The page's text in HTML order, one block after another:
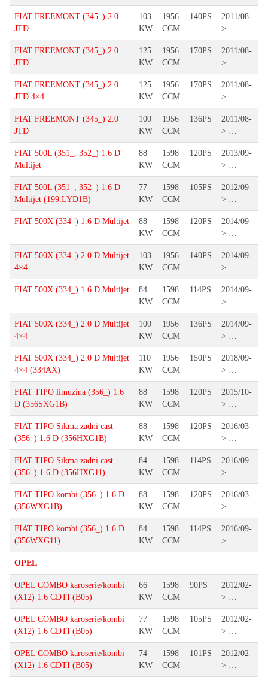
FIAT FREEMONT (345_) 2.0
JTD
103
KW
1956
CCM
140PS
2011/08-
> …
FIAT FREEMONT (345_) 2.0
JTD
125
KW
1956
CCM
170PS
2011/08-
> …
FIAT FREEMONT (345_) 2.0
JTD 4×4
125
KW
1956
CCM
170PS
2011/08-
> …
FIAT FREEMONT (345_) 2.0
JTD
100
KW
1956
CCM
136PS
2011/08-
> …
FIAT 500L (351_, 352_) 1.6 D
Multijet
88
KW
1598
CCM
120PS
2013/09-
> …
FIAT 500L (351_, 352_) 1.6 D
Multijet (199.LYD1B)
77
KW
1598
CCM
105PS
2012/09-
> …
FIAT 500X (334_) 1.6 D Multijet
88
KW
1598
CCM
120PS
2014/09-
> …
FIAT 500X (334_) 2.0 D Multijet
4×4
103
KW
1956
CCM
140PS
2014/09-
> …
FIAT 500X (334_) 1.6 D Multijet
84
KW
1598
CCM
114PS
2014/09-
> …
FIAT 500X (334_) 2.0 D Multijet
4×4
100
KW
1956
CCM
136PS
2014/09-
> …
FIAT 500X (334_) 2.0 D Multijet
4×4 (334AX)
110
KW
1956
CCM
150PS
2018/09-
> …
FIAT TIPO limuzína (356_) 1.6
D (356SXG1B)
88
KW
1598
CCM
120PS
2015/10-
> …
FIAT TIPO Sikma zadni cast
(356_) 1.6 D (356HXG1B)
88
KW
1598
CCM
120PS
2016/03-
> …
FIAT TIPO Sikma zadni cast
(356_) 1.6 D (356HXG11)
84
KW
1598
CCM
114PS
2016/09-
> …
FIAT TIPO kombi (356_) 1.6 D
(356WXG1B)
88
KW
1598
CCM
120PS
2016/03-
> …
FIAT TIPO kombi (356_) 1.6 D
(356WXG11)
84
KW
1598
CCM
114PS
2016/09-
> …
OPEL
OPEL COMBO karoserie/kombi
(X12) 1.6 CDTI (B05)
66
KW
1598
CCM
90PS
2012/02-
> …
OPEL COMBO karoserie/kombi
(X12) 1.6 CDTI (B05)
77
KW
1598
CCM
105PS
2012/02-
> …
OPEL COMBO karoserie/kombi
(X12) 1.6 CDTI (B05)
74
KW
1598
CCM
101PS
2012/02-
> …